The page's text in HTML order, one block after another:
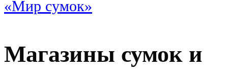
«Мир сумок»
Магазины сумок и